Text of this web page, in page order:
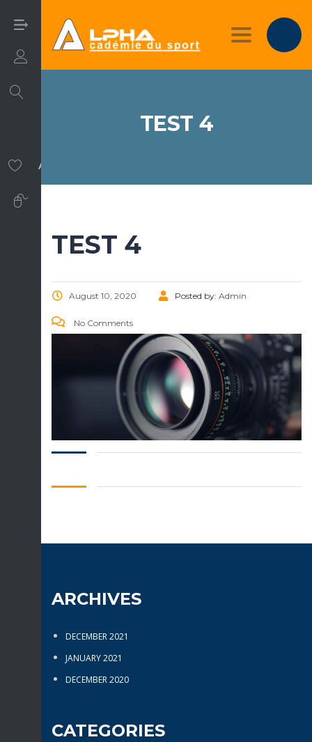
Toggle
TEST 4
TEST 4
August 10, 2020 Posted by: Admin
No Comments
ARCHIVES
DECEMBER 2021
JANUARY 2021
DECEMBER 2020
CATEGORIES